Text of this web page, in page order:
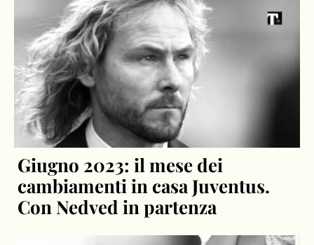
Giugno 2023: il mese dei
cambiamenti in casa Juventus.
Con Nedved in partenza